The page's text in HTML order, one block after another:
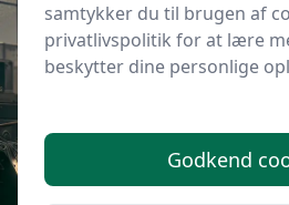
samtykker du til brugen af
privatlivspolitik for at lære
beskytter dine personlige
Godkend